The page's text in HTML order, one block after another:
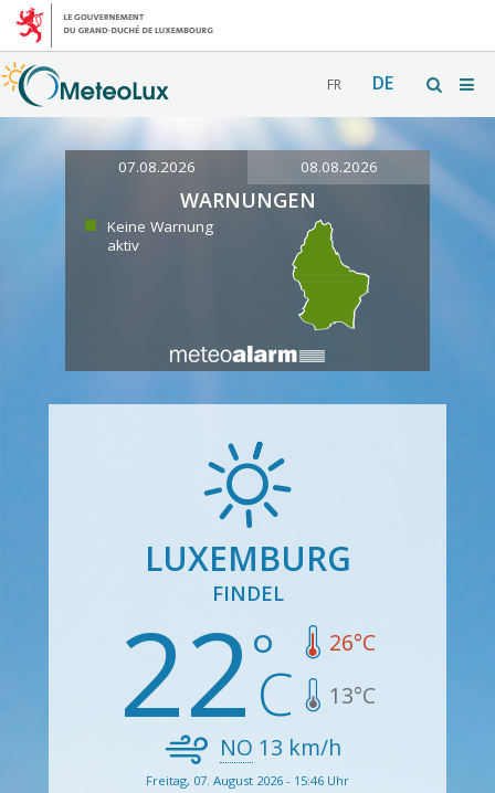
FR DE
07.08.2026 08.08.2026
WARNUNGEN
Keine Warnung
aktiv
LUXEMBURG
FINDEL
22 26°C
13°C
NO 13 km/h
Freitag, 07. August 2026 - 15:46 Uhr